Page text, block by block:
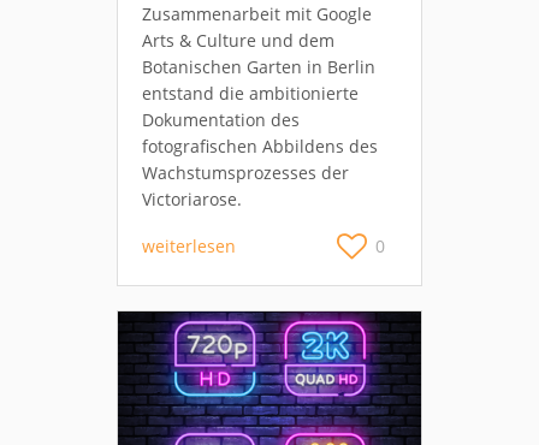
Zusammenarbeit mit Google
Arts & Culture und dem
Botanischen Garten in Berlin
entstand die ambitionierte
Dokumentation des
fotografischen Abbildens des
Wachstumsprozesses der
Victoriarose.
weiterlesen 0